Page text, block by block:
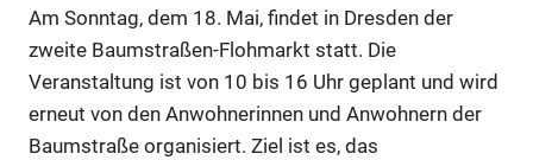
Am Sonntag, dem 18. Mai, findet in Dresden der
zweite Baumstraßen-Flohmarkt statt. Die
Veranstaltung ist von 10 bis 16 Uhr geplant und wird
erneut von den Anwohnerinnen und Anwohnern der
Baumstraße organisiert. Ziel ist es, das